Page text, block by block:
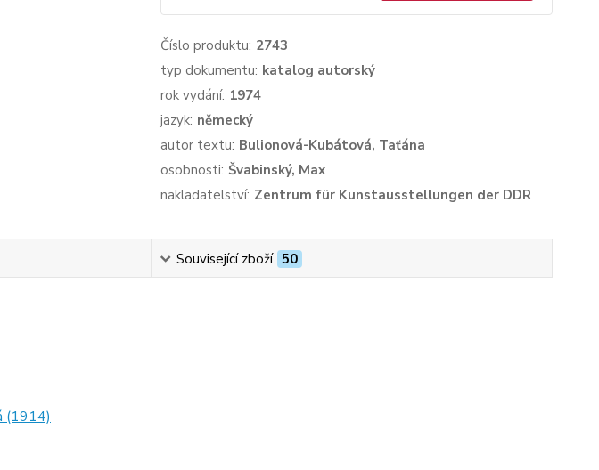
Číslo produktu: 2743
typ dokumentu: katalog autorský
rok vydání: 1974
jazyk: německý
autor textu: Bulionová-Kubátová, Taťána
osobnosti: Švabinský, Max
nakladatelství: Zentrum für Kunstausstellungen der DDR
Související zboží 50
(1914)